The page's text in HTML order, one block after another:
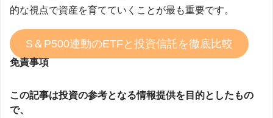
的な視点で資産を育てていくことが最も重要です。
S＆P500連動のETFと投資信託を徹底比較
免責事項
この記事は投資の参考となる情報提供を目的としたもの
で、